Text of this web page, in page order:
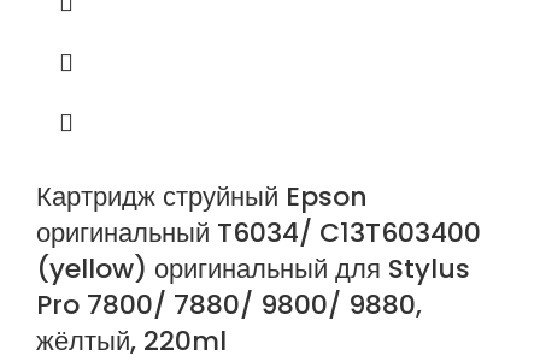
Картридж струйный Epson
оригинальный T6034/ C13T603400
(yellow) оригинальный для Stylus
Pro 7800/ 7880/ 9800/ 9880,
жёлтый, 220ml